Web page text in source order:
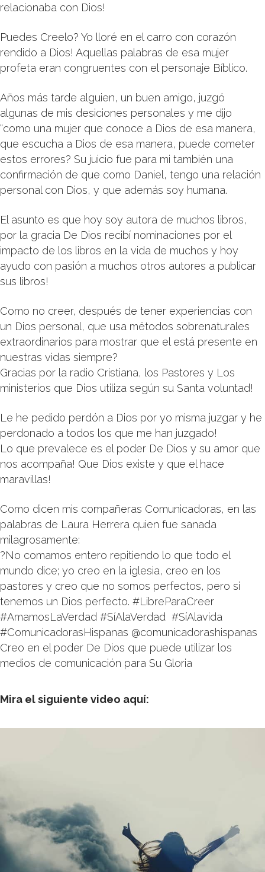
relacionaba con Dios!
Puedes Creelo? Yo lloré en el carro con corazón
rendido a Dios! Aquellas palabras de esa mujer
profeta eran congruentes con el personaje Bíblico.
Años más tarde alguien, un buen amigo, juzgó
algunas de mis desiciones personales y me dijo
“como una mujer que conoce a Dios de esa manera,
que escucha a Dios de esa manera, puede cometer
estos errores? Su juicio fue para mi también una
confirmación de que como Daniel, tengo una relación
personal con Dios, y que además soy humana.
El asunto es que hoy soy autora de muchos libros,
por la gracia De Dios recibí nominaciones por el
impacto de los libros en la vida de muchos y hoy
ayudo con pasión a muchos otros autores a publicar
sus libros!
Como no creer, después de tener experiencias con
un Dios personal, que usa métodos sobrenaturales
extraordinarios para mostrar que el está presente en
nuestras vidas siempre?
Gracias por la radio Cristiana, los Pastores y Los
ministerios que Dios utiliza según su Santa voluntad!
Le he pedido perdón a Dios por yo misma juzgar y he
perdonado a todos los que me han juzgado!
Lo que prevalece es el poder De Dios y su amor que
nos acompaña! Que Dios existe y que el hace
maravillas!
Como dicen mis compañeras Comunicadoras, en las
palabras de Laura Herrera quien fue sanada
milagrosamente:
?No comamos entero repitiendo lo que todo el
mundo dice; yo creo en la iglesia, creo en los
pastores y creo que no somos perfectos, pero si
tenemos un Dios perfecto. ‪#LibreParaCreer ‬
‪#AmamosLaVerdad‬ ‪#SíAlaVerdad ‬ ‪#SíAlavida ‬
‪#ComunicadorasHispanas @comunicadorashispanas
Creo en el poder De Dios que puede utilizar los
medios de comunicación para Su Gloria
Mira el siguiente video aquí: